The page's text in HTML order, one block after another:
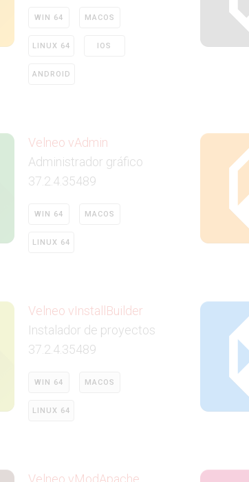
WIN 64 MACOS
LINUX 64 IOS
ANDROID
Velneo vAdmin
Administrador gráfico
37.2.4.35489
WIN 64 MACOS
LINUX 64
Velneo vInstallBuilder
Instalador de proyectos
37.2.4.35489
WIN 64 MACOS
LINUX 64
Velneo vModApache